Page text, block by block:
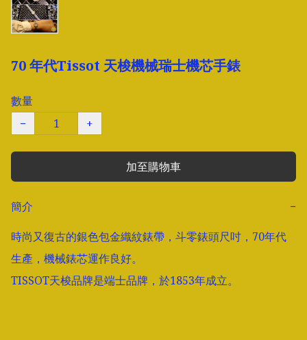
70 年代Tissot 天梭機械瑞士機芯手錶
數量
−
+
加至購物車
簡介
−
時尚又復古的銀色包金織紋錶帶，斗零錶頭尺吋，70年代
生產，機械錶芯運作良好。